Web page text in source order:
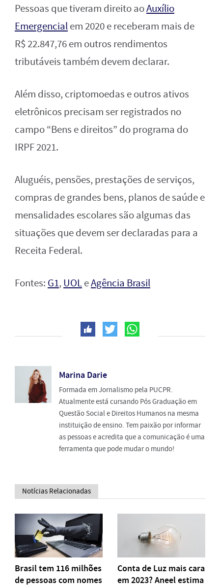
Pessoas que tiveram direito aoAuxílio
Emergencialem 2020 e receberam mais de
R$ 22.847,76 em outros rendimentos
tributáveis também devem declarar.
Além disso, criptomoedas e outros ativos
eletrônicos precisam ser registrados no
campo “Bens e direitos” do programa do
IRPF 2021.
Aluguéis, pensões, prestações de serviços,
compras de grandes bens, planos de saúde e
mensalidades escolares são algumas das
situações que devem ser declaradas para a
Receita Federal.
Fontes: G1, UOLeAgência Brasil
Marina Darie
Formada em Jornalismo pela PUCPR.
Atualmente está cursando Pós Graduação em
Questão Social e Direitos Humanos na mesma
instituição de ensino. Tem paixão por informar
as pessoas e acredita que a comunicação é uma
ferramenta que pode mudar o mundo!
Notícias Relacionadas
Brasil tem 116 milhões
de pessoas com nomes
Conta de Luz mais cara
em 2023? Aneel estima